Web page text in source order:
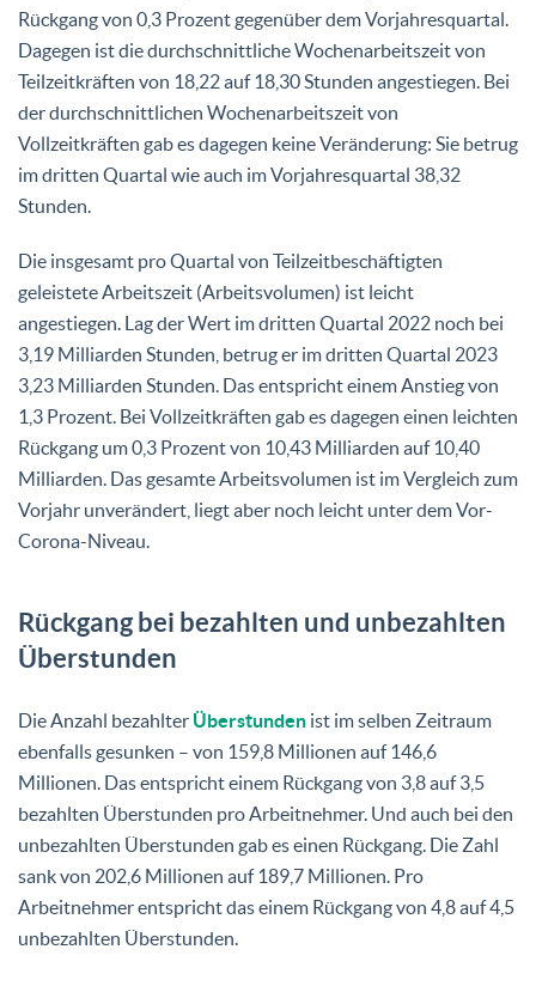
Rückgang von 0,3 Prozent gegenüber dem Vorjahresquartal.
Dagegen ist die durchschnittliche Wochenarbeitszeit von
Teilzeitkräften von 18,22 auf 18,30 Stunden angestiegen. Bei
der durchschnittlichen Wochenarbeitszeit von
Vollzeitkräften gab es dagegen keine Veränderung: Sie betrug
im dritten Quartal wie auch im Vorjahresquartal 38,32
Stunden.
Die insgesamt pro Quartal von Teilzeitbeschäftigten
geleistete Arbeitszeit (Arbeitsvolumen) ist leicht
angestiegen. Lag der Wert im dritten Quartal 2022 noch bei
3,19 Milliarden Stunden, betrug er im dritten Quartal 2023
3,23 Milliarden Stunden. Das entspricht einem Anstieg von
1,3 Prozent. Bei Vollzeitkräften gab es dagegen einen leichten
Rückgang um 0,3 Prozent von 10,43 Milliarden auf 10,40
Milliarden. Das gesamte Arbeitsvolumen ist im Vergleich zum
Vorjahr unverändert, liegt aber noch leicht unter dem Vor-
Corona-Niveau.
Rückgang bei bezahlten und unbezahlten
Überstunden
Die Anzahl bezahlter Überstunden ist im selben Zeitraum
ebenfalls gesunken – von 159,8 Millionen auf 146,6
Millionen. Das entspricht einem Rückgang von 3,8 auf 3,5
bezahlten Überstunden pro Arbeitnehmer. Und auch bei den
unbezahlten Überstunden gab es einen Rückgang. Die Zahl
sank von 202,6 Millionen auf 189,7 Millionen. Pro
Arbeitnehmer entspricht das einem Rückgang von 4,8 auf 4,5
unbezahlten Überstunden.